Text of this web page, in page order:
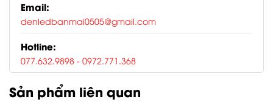
Email:
denledbanmai0505@gmail.com
Hotline:
077.632.9898 - 0972.771.368
Sản phẩm liên quan